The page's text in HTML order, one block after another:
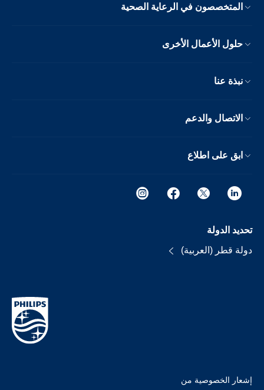
المتخصصون في الرعاية الصحية
حلول الأعمال الأخرى
نبذة عنا
الاتصال والدعم
ابق على اطلاع
تحديد الدولة
دولة قطر (العربية)
إشعار الخصوصية من